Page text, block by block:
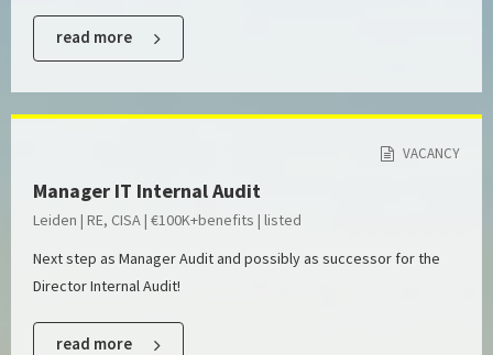
read more
VACANCY
Manager IT Internal Audit
Leiden | RE, CISA | €100K+benefits | listed
Next step as Manager Audit and possibly as successor for the
Director Internal Audit!
read more